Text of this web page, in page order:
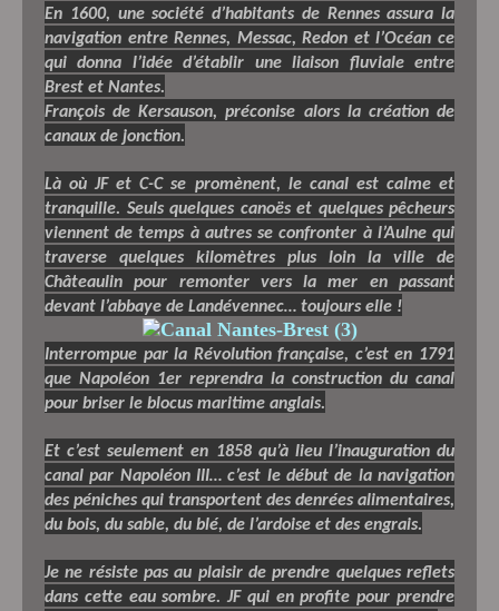
En 1600, une société d’habitants de Rennes assura la
navigation entre Rennes, Messac, Redon et l’Océan ce
qui donna l’idée d’établir une liaison fluviale entre
Brest et Nantes.
François de Kersauson, préconise alors la création de
canaux de jonction.
Là où JF et C-C se promènent, le canal est calme et
tranquille. Seuls quelques canoës et quelques pêcheurs
viennent de temps à autres se confronter à l’Aulne qui
traverse quelques kilomètres plus loin la ville de
Châteaulin pour remonter vers la mer en passant
devant l’abbaye de Landévennec… toujours elle !
Interrompue par la Révolution française, c’est en 1791
que Napoléon 1er reprendra la construction du canal
pour briser le blocus maritime anglais.
Et c’est seulement en 1858 qu’à lieu l’inauguration du
canal par Napoléon III… c’est le début de la navigation
des péniches qui transportent des denrées alimentaires,
du bois, du sable, du blé, de l’ardoise et des engrais.
Je ne résiste pas au plaisir de prendre quelques reflets
dans cette eau sombre. JF qui en profite pour prendre